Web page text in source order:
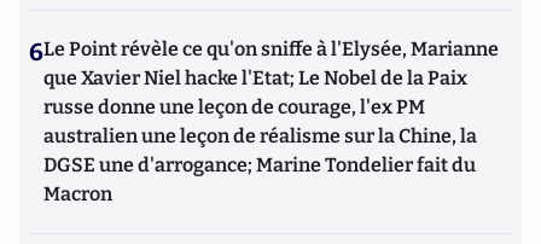
6Le Point révèle ce qu'on sniffe à l'Elysée, Marianne
que Xavier Niel hacke l'Etat; Le Nobel de la Paix
russe donne une leçon de courage, l'ex PM
australien une leçon de réalisme sur la Chine, la
DGSE une d'arrogance; Marine Tondelier fait du
Macron